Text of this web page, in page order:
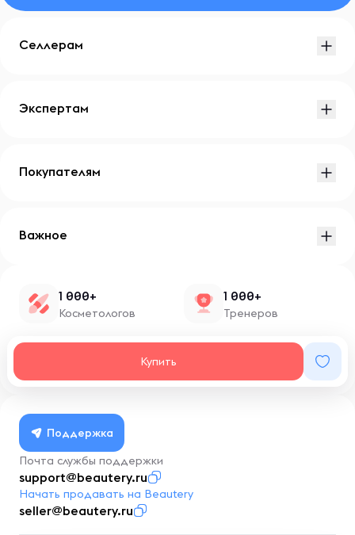
Купить
Селлерам
Экспертам
Покупателям
Важное
1 000+
Косметологов
1 000+
Тренеров
Нутрициологов
Поддержка
Почта службы поддержки
support@beautery.ru
Начать продавать на Beautery
seller@beautery.ru